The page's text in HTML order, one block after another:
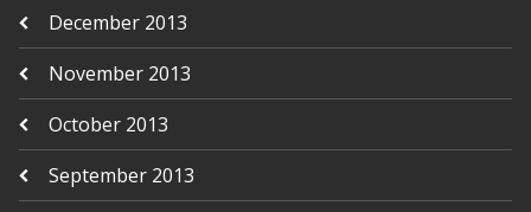
December 2013
November 2013
October 2013
September 2013